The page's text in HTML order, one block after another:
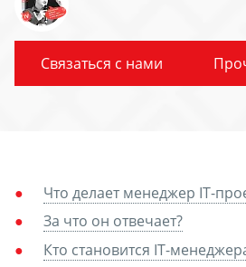
Связаться с нами
Что делает менеджер IT-
За что он отвечает?
Кто становится IT-